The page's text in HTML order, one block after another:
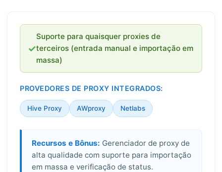
✓
Suporte para quaisquer proxies de
terceiros (entrada manual e importação em
massa)
PROVEDORES DE PROXY INTEGRADOS:
Hive Proxy AWproxy Netlabs
Recursos e Bônus: Gerenciador de proxy de
alta qualidade com suporte para importação
em massa e verificação de status.